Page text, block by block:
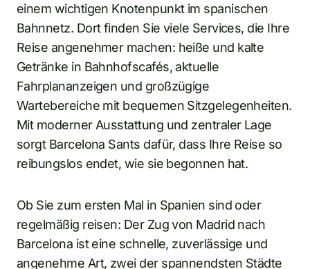
einem wichtigen Knotenpunkt im spanischen
Bahnnetz. Dort finden Sie viele Services, die Ihre
Reise angenehmer machen: heiße und kalte
Getränke in Bahnhofscafés, aktuelle
Fahrplananzeigen und großzügige
Wartebereiche mit bequemen Sitzgelegenheiten.
Mit moderner Ausstattung und zentraler Lage
sorgt Barcelona Sants dafür, dass Ihre Reise so
reibungslos endet, wie sie begonnen hat.
Ob Sie zum ersten Mal in Spanien sind oder
regelmäßig reisen: Der Zug von Madrid nach
Barcelona ist eine schnelle, zuverlässige und
angenehme Art, zwei der spannendsten Städte